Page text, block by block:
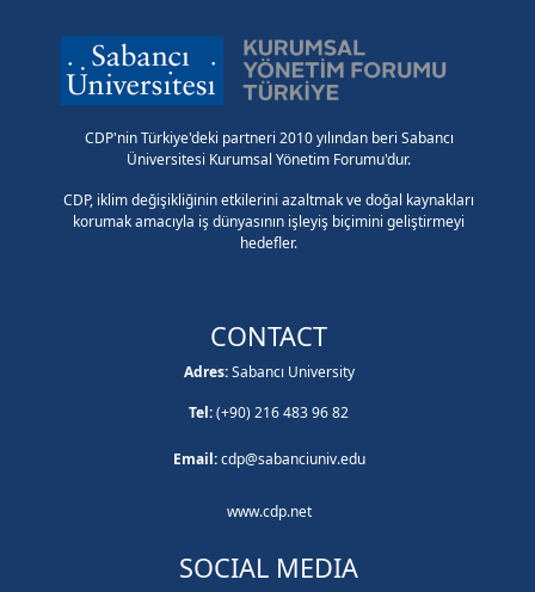
CDP'nin Türkiye'deki partneri 2010 yılından beri Sabancı
Üniversitesi Kurumsal Yönetim Forumu'dur.
CDP, iklim değişikliğinin etkilerini azaltmak ve doğal kaynakları
korumak amacıyla iş dünyasının işleyiş biçimini geliştirmeyi
hedefler.
CONTACT
Adres:Sabancı University
Tel:(+90) 216 483 96 82
Email: cdp@sabanciuniv.edu
www.cdp.net
SOCIAL MEDIA